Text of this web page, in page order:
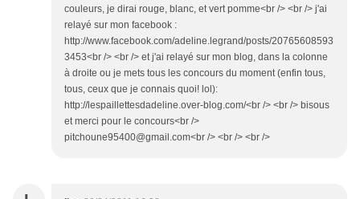
couleurs, je dirai rouge, blanc, et vert pomme<br /> <br /> j'ai
relayé sur mon facebook :
http://www.facebook.com/adeline.legrand/posts/20765608593
3453<br /> <br /> et j'ai relayé sur mon blog, dans la colonne
à droite ou je mets tous les concours du moment (enfin tous,
tous, ceux que je connais quoi! lol):
http://lespaillettesdadeline.over-blog.com/<br /> <br /> bisous
et merci pour le concours<br />
pitchoune95400@gmail.com<br /> <br /> <br />